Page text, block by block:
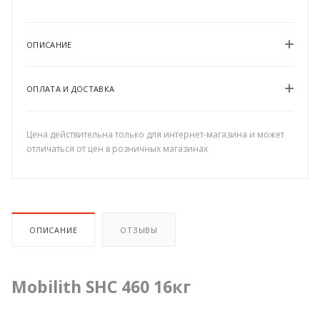
ОПИСАНИЕ
ОПЛАТА И ДОСТАВКА
Цена действительна только для интернет-магазина и может
отличаться от цен в розничных магазинах
ОПИСАНИЕ ОТЗЫВЫ
Mobilith SHC 460 16кг